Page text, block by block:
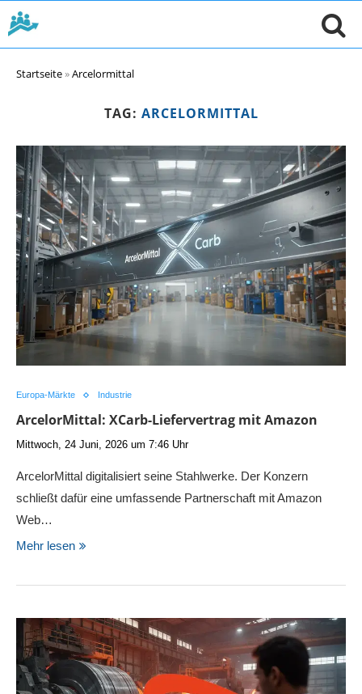
Startseite»Arcelormittal
TAG: ARCELORMITTAL
Europa-Märkte Industrie
ArcelorMittal: XCarb-Liefervertrag mit Amazon
Mittwoch, 24 Juni, 2026 um 7:46 Uhr
ArcelorMittal digitalisiert seine Stahlwerke. Der Konzern
schließt dafür eine umfassende Partnerschaft mit Amazon
Web…
Mehr lesen